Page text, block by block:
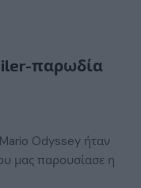
παρωδία
Odyssey ήταν
μας παρουσίασε η